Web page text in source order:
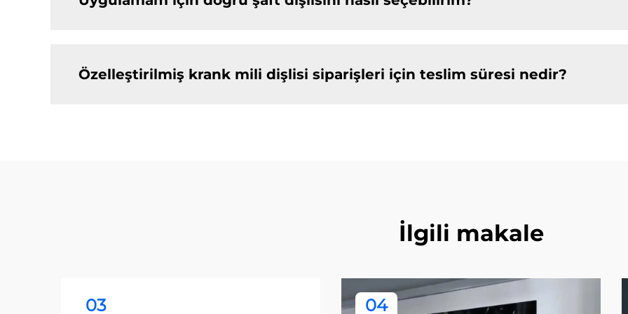
Özelleştirilmiş krank mili dişlisi siparişleri için teslim süresi nedir?
İlgili makale
03 04